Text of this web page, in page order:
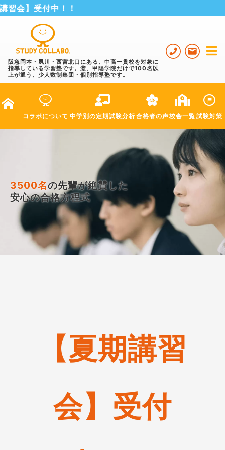
付中！！
阪急岡本・夙川・西宮北口にある、中高一貫校を対象に
指導している学習塾です。灘、甲陽学院だけで100名以
上が通う、少人数制集団・個別指導塾です。
コラボについて 中学別の定期試験分析 合格者の声校舎一覧 試験対策
3500名の先輩が絶賛した
安心の合格方程式
【夏期講習
会】受付